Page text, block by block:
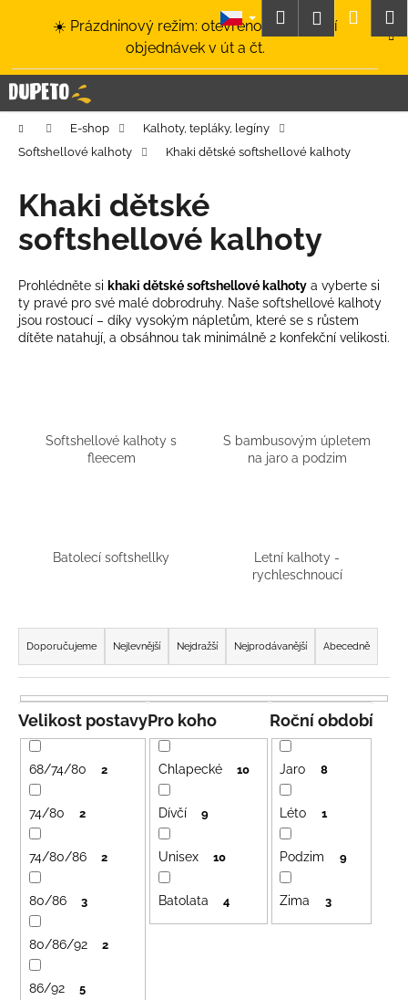
☀️ Prázdninový režim: otevřeno a odesílání
objednávek v út a čt.
HledatPřihlášení
Domů E-shop
Kalhoty, tepláky, legíny
Softshellové kalhoty
Khaki dětské softshellové kalhoty
Khaki dětské
softshellové kalhoty
Prohlédněte si khaki dětské softshellové kalhoty a vyberte si
ty pravé pro své malé dobrodruhy. Naše softshellové kalhoty
jsou rostoucí – díky vysokým nápletům, které se s růstem
dítěte natahují, a obsáhnou tak minimálně 2 konfekční velikosti.
Softshellové kalhoty s
fleecem
S bambusovým úpletem
na jaro a podzim
Batolecí softshellky
Letní kalhoty -
rychleschnoucí
Ř
a
z
e
n
í
p
o
d
u
ů
Doporučujeme Nejlevnější Nejdražší Nejprodávanější Abecedně
Pro koho
Chlapecké 10
Dívčí 9
Unisex 10
Batolata 4
Roční období
Jaro 8
Léto 1
Podzim 9
Zima 3
Velikost postavy
68/74/80 2
74/80 2
74/80/86 2
80/86 3
80/86/92 2
86/92 5
í
k C
o
p
t
ř
e
u
j
e
D
o
p
m
LETNÍ
KLOBOUČEK